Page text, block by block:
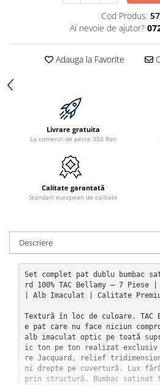
Cod Produs:
Ai nevoie de ajutor?
Adauga la Favorite
Livrare gratuita
La comenzi de peste 350 Ron
Calitate garantată
Standart european de calitate
Descriere
Set complet pat dublu bumbac
rd 100% TAC Bellamy — 7 Piese |
| Alb Imaculat | Calitate
Textură în loc de culoare. TAC
e pat care nu face niciun
alb imaculat optic pe toată
ic ton pe ton realizat exclusiv
re Jacquard, relief
ni drepte pe cuvertură. Lux
prin structură. Bumbac satinat